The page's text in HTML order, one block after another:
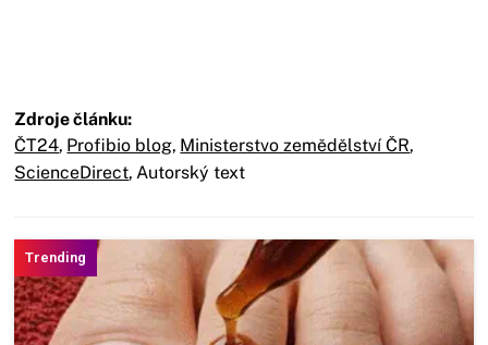
Zdroje článku:
ČT24, Profibio blog, Ministerstvo zemědělství ČR,
ScienceDirect, Autorský text